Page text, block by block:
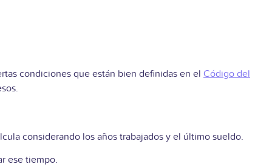
condiciones que están bien definidas en el Código del
considerando los años trabajados y el último sueldo.
ese tiempo.